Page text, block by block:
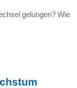
gelungen? Wie